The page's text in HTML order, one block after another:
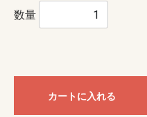
数量
カートに入れる